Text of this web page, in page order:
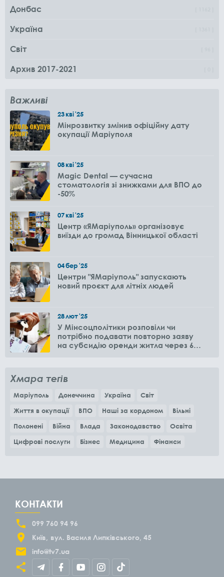
Донбас
Україна
Світ
Архив 2017-2021
Важливі
23кві'25
Мінрозвитку змінив офіційну дату
окупації Маріуполя
08кві'25
Magic Dental — сучасна
стоматологія зі знижками для ВПО до
-50%
07кві'25
Центр «ЯМаріуполь» організовує
виїзди до громад Вінницької області
04бер'25
Центри "ЯМаріуполь" запускають
новий проєкт для літніх людей
28лют'25
У Мінсоцполітики розповіли чи
потрібно подавати повторно заяву
на субсидію оренди житла через 6
Хмара тегів
Маріуполь Донеччина Україна
Світ
Життя в окупації
ВПО Наші за кордоном
Вільні
Полонені
Війна Влада Законодавство
Освіта
Цифрові послуги
Бізнес Медицина Фінанси
КОНТАКТИ
099 760 94 96
Київ
вул. Василя Липківського, 45
info@tv7.ua